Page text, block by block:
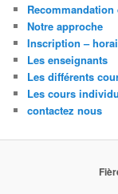
Recommandation
Notre approche
Inscription –
Les enseignants
Les différents
Les cours
contactez nous